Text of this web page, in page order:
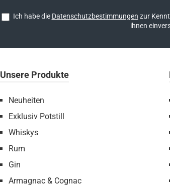
Ich habe die Datenschutzbestimmungen zur
ihnen
Unsere Produkte
Neuheiten
Exklusiv Potstill
Whiskys
Rum
Gin
Armagnac & Cognac